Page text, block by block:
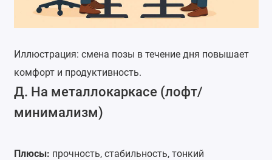
Иллюстрация: смена позы в течение дня повышает
комфорт и продуктивность.
Д. На металлокаркасе (лофт/
минимализм)
Плюсы: прочность, стабильность, тонкий